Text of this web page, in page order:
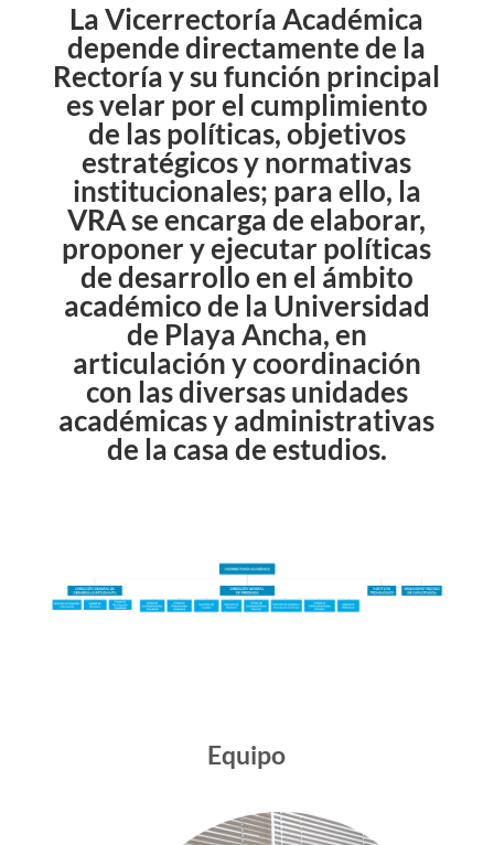
La Vicerrectoría Académica
depende directamente de la
Rectoría y su función principal
es velar por el cumplimiento
de las políticas, objetivos
estratégicos y normativas
institucionales; para ello, la
VRA se encarga de elaborar,
proponer y ejecutar políticas
de desarrollo en el ámbito
académico de la Universidad
de Playa Ancha, en
articulación y coordinación
con las diversas unidades
académicas y administrativas
de la casa de estudios.
Equipo